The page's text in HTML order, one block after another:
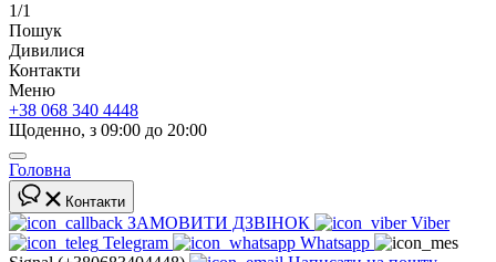
1/1
Пошук
Дивилися
Контакти
Меню
+38 068 340 4448
Щоденно, з 09:00 до 20:00
Головна
Контакти
ЗАМОВИТИ ДЗВІНОК
Viber
Telegram
Whatsapp